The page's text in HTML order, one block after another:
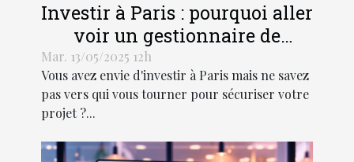
Investir à Paris : pourquoi aller
voir un gestionnaire de
patrimoine ?
Mar. 13/05/2025 12h
Vous avez envie d'investir à Paris mais ne savez
pas vers qui vous tourner pour sécuriser votre
projet ?...